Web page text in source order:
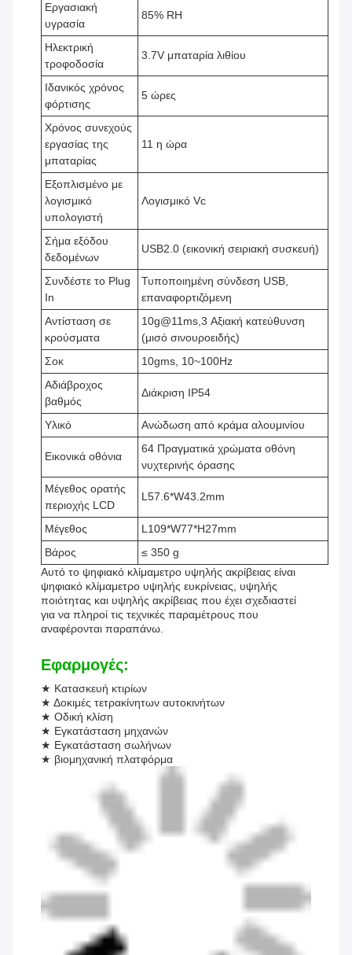
Εργασιακή
υγρασία
85% RH
Ηλεκτρική
τροφοδοσία
3.7V μπαταρία λιθίου
Ιδανικός χρόνος
φόρτισης
5 ώρες
Χρόνος συνεχούς
εργασίας της
μπαταρίας
11 η ώρα
Εξοπλισμένο με
λογισμικό
υπολογιστή
Λογισμικό Vc
Σήμα εξόδου
δεδομένων
USB2.0 (εικονική σειριακή συσκευή)
Συνδέστε το Plug
In
Τυποποιημένη σύνδεση USB,
επαναφορτιζόμενη
Αντίσταση σε
κρούσματα
10g@11ms,3 Αξιακή κατεύθυνση
(μισό σινουροειδής)
Σοκ
10gms, 10~100Hz
Αδιάβροχος
βαθμός
Διάκριση IP54
Υλικό Ανώδωση από κράμα αλουμινίου
Εικονικά οθόνια
64 Πραγματικά χρώματα οθόνη
νυχτερινής όρασης
Μέγεθος ορατής
περιοχής LCD
L57.6*W43.2mm
Μέγεθος
L109*W77*H27mm
Βάρος
≤ 350 g
Αυτό το ψηφιακό κλίμαμετρο υψηλής ακρίβειας είναι
ψηφιακό κλίμαμετρο υψηλής ευκρίνειας, υψηλής
ποιότητας και υψηλής ακρίβειας που έχει σχεδιαστεί
για να πληροί τις τεχνικές παραμέτρους που
αναφέρονται παραπάνω.
Εφαρμογές:
★ Κατασκευή κτιρίων
★ Δοκιμές τετρακίνητων αυτοκινήτων
★ Οδική κλίση
★ Εγκατάσταση μηχανών
★ Εγκατάσταση σωλήνων
★ βιομηχανική πλατφόρμα